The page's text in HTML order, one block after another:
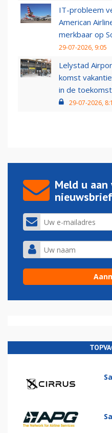
IT-probleem
American
merkbaar op
29-07-2026, 9:05
Lelystad
komst
in de
29-07-2026,
Meld u
nieuwsbrief